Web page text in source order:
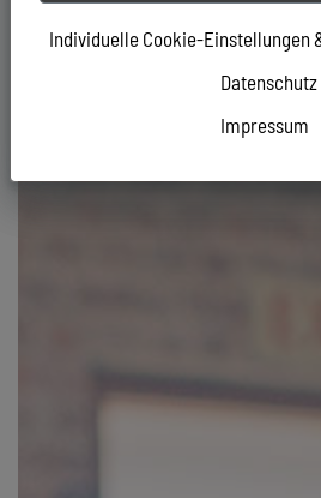
Individuelle Cookie-Einstellungen
Datenschutz
Impressum